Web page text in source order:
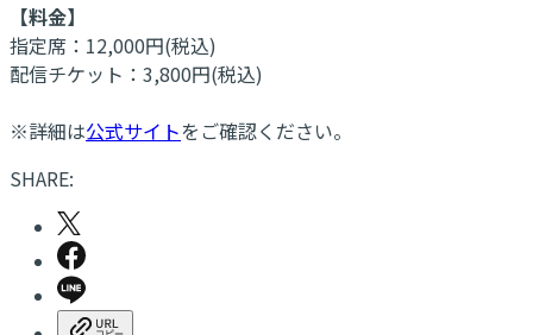
【料金】
指定席：12,000円(税込)
配信チケット：3,800円(税込)
※詳細は公式サイトをご確認ください。
SHARE: